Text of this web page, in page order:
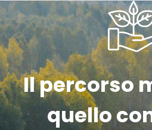
Il percorso
quello